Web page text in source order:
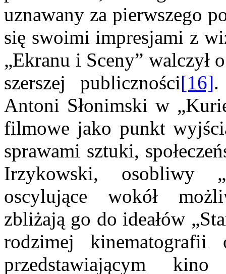
uznawany za pierwszego
się swoimi impresjami z
„Ekranu i Sceny” walczył
szerszej publiczności[16].
Antoni Słonimski w
filmowe jako punkt
sprawami sztuki,
Irzykowski, osobliwy
oscylujące wokół
zbliżają go do ideałów
rodzimej kinematografii
przedstawiającym